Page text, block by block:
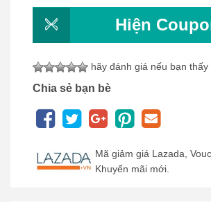
Hiện
hãy đánh giá nếu bạn
Chia sẻ bạn bè
Mã giảm giá Lazada,
Khuyến mãi mới.